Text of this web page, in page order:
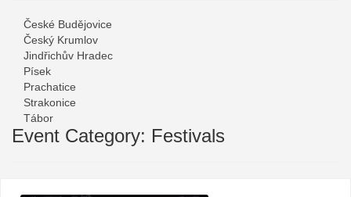
České Budějovice
Český Krumlov
Jindřichův Hradec
Písek
Prachatice
Strakonice
Tábor
Event Category: Festivals